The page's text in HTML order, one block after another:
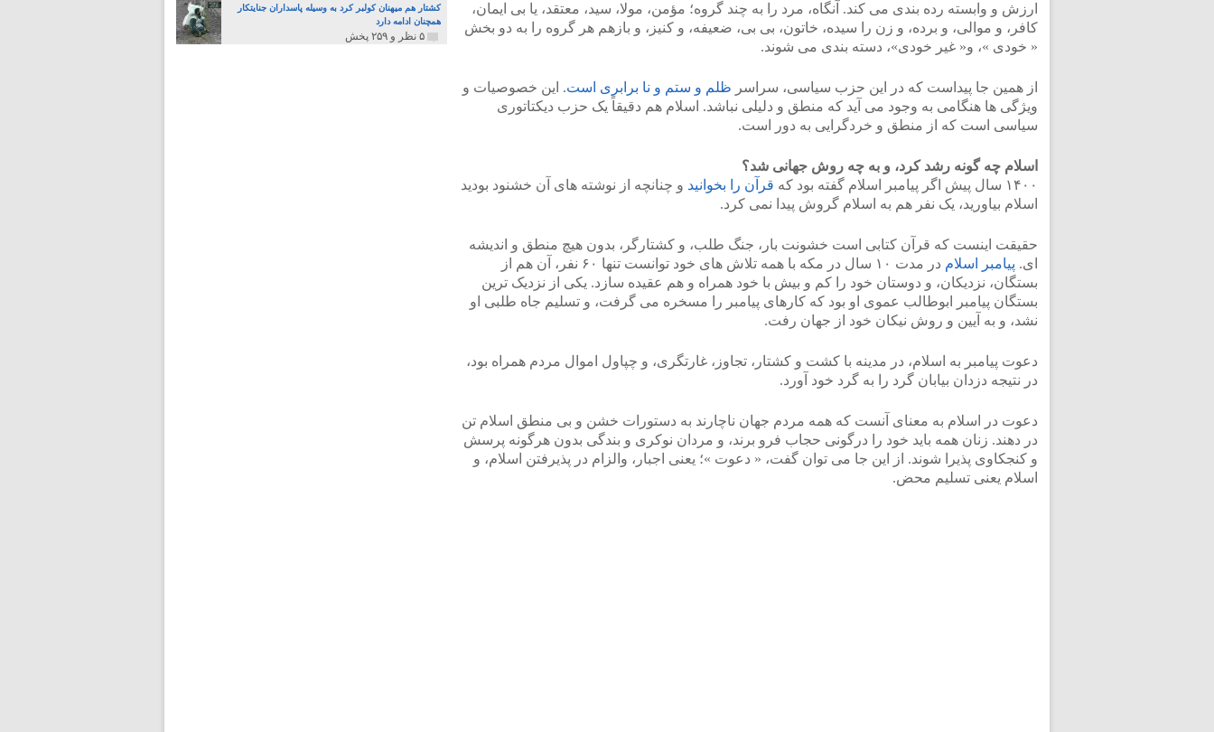
ارزش و وابسته رده بندی می کند. آنگاه، مرد را به چند گروه؛ مؤمن، مولا، سید، معتقد، یا بی ایمان،
کافر، و موالی، و برده، و زن را سیده، خاتون، بی بی، ضعیفه، و کنیز، و بازهم هر گروه را به دو بخش
« خودی »، و« غیر خودی»، دسته بندی می شوند.
از همین جا پیداست که در این حزب سیاسی، سراسر ظلم و ستم و نا برابری است. این خصوصیات و
ویژگی ها هنگامی به وجود می آید که منطق و دلیلی نباشد. اسلام هم دقیقاً یک حزب دیکتاتوری
سیاسی است که از منطق و خردگرایی به دور است.
اسلام چه گونه رشد کرد، و به چه روش جهانی شد؟
۱۴۰۰ سال پیش اگر پیامبر اسلام گفته بود که
قرآن را بخوانید و چنانچه از نوشته های آن خشنود بودید
اسلام بیاورید، یک نفر هم به اسلام گروش پیدا نمی کرد.
حقیقت اینست که قرآن کتابی است خشونت بار، جنگ طلب، و کشتارگر، بدون هیچ منطق و اندیشه
ای. پیامبر اسلام
در مدت ۱۰ سال در مکه با همه تلاش های خود توانست تنها ۶۰ نفر، آن هم از
بستگان، نزدیکان، و دوستان خود را کم و بیش با خود همراه و هم عقیده سازد. یکی از نزدیک ترین
بستگان پیامبر ابوطالب عموی او بود که کارهای پیامبر را مسخره می گرفت، و تسلیم جاه طلبی او
نشد، و به آیین و روش نیکان خود از جهان رفت.
دعوت پیامبر به اسلام، در مدینه با کشت و کشتار، تجاوز، غارتگری، و چپاول اموال مردم همراه بود،
در نتیجه دزدان بیابان گرد را به گرد خود آورد.
دعوت در اسلام به معنای آنست که همه مردم جهان ناچارند به دستورات خشن و بی منطق اسلام تن
در دهند. زنان همه باید خود را درگونی حجاب فرو برند، و مردان نوکری و بندگی بدون هرگونه پرسش
و کنجکاوی پذیرا شوند. از این جا می توان گفت، « دعوت »؛ یعنی اجبار، والزام در پذیرفتن اسلام، و
اسلام یعنی تسلیم محض.
کشتار هم میهنان کولبر کرد به وسیله پاسداران جنایتکار
همچنان ادامه دارد
۵ نظر و ۲۵۹ پخش